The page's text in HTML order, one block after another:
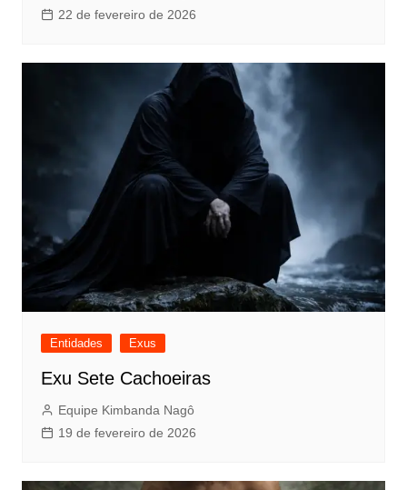
22 de fevereiro de 2026
Entidades Exus
Exu Sete Cachoeiras
Equipe Kimbanda Nagô
19 de fevereiro de 2026